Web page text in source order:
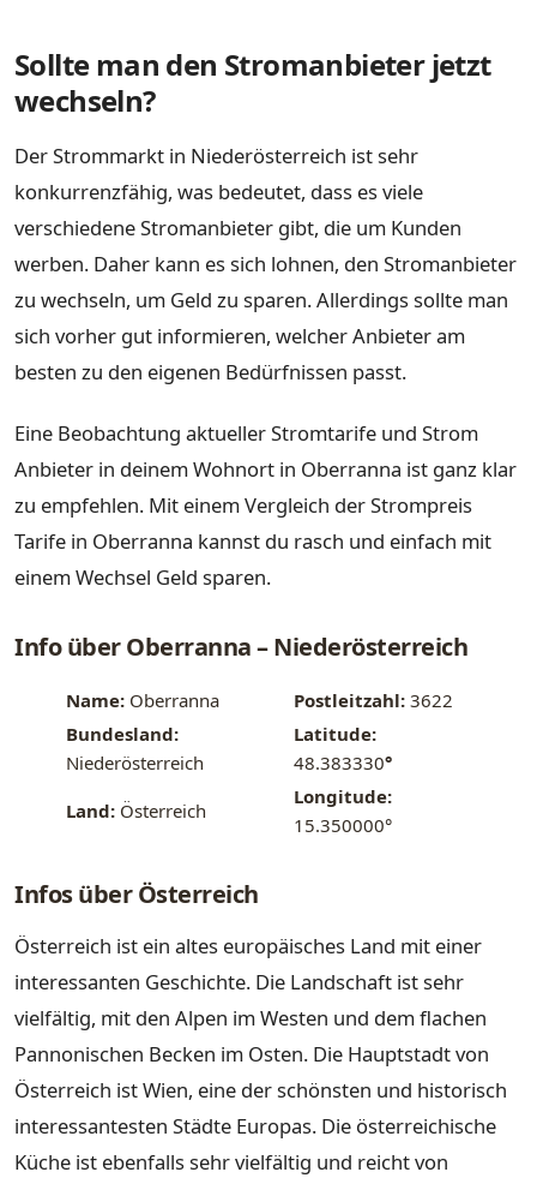
Sollte man den Stromanbieter jetzt
wechseln?
Der Strommarkt in Niederösterreich ist sehr
konkurrenzfähig, was bedeutet, dass es viele
verschiedene Stromanbieter gibt, die um Kunden
werben. Daher kann es sich lohnen, den Stromanbieter
zu wechseln, um Geld zu sparen. Allerdings sollte man
sich vorher gut informieren, welcher Anbieter am
besten zu den eigenen Bedürfnissen passt.
Eine Beobachtung aktueller Stromtarife und Strom
Anbieter in deinem Wohnort in Oberranna ist ganz klar
zu empfehlen. Mit einem Vergleich der Strompreis
Tarife in Oberranna kannst du rasch und einfach mit
einem Wechsel Geld sparen.
Info über Oberranna – Niederösterreich
Name: Oberranna Postleitzahl: 3622
Bundesland:
Niederösterreich
Latitude:
48.383330°
Land: Österreich
Longitude:
15.350000°
Infos über Österreich
Österreich ist ein altes europäisches Land mit einer
interessanten Geschichte. Die Landschaft ist sehr
vielfältig, mit den Alpen im Westen und dem flachen
Pannonischen Becken im Osten. Die Hauptstadt von
Österreich ist Wien, eine der schönsten und historisch
interessantesten Städte Europas. Die österreichische
Küche ist ebenfalls sehr vielfältig und reicht von